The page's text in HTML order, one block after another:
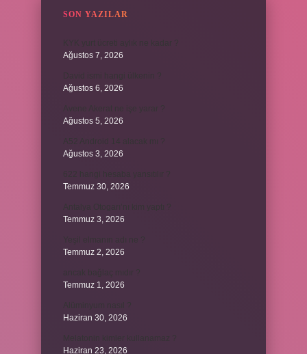
SON YAZILAR
Ağustos 7, 2026
Ağustos 6, 2026
Ağustos 5, 2026
Ağustos 3, 2026
Temmuz 30, 2026
Temmuz 3, 2026
Temmuz 2, 2026
Temmuz 1, 2026
Haziran 30, 2026
Haziran 23, 2026